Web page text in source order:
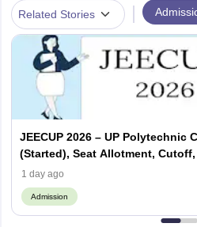
Related Stories
JEECUP 2026 – UP Polytechnic
(Started), Seat Allotment,
1 day ago
Admission